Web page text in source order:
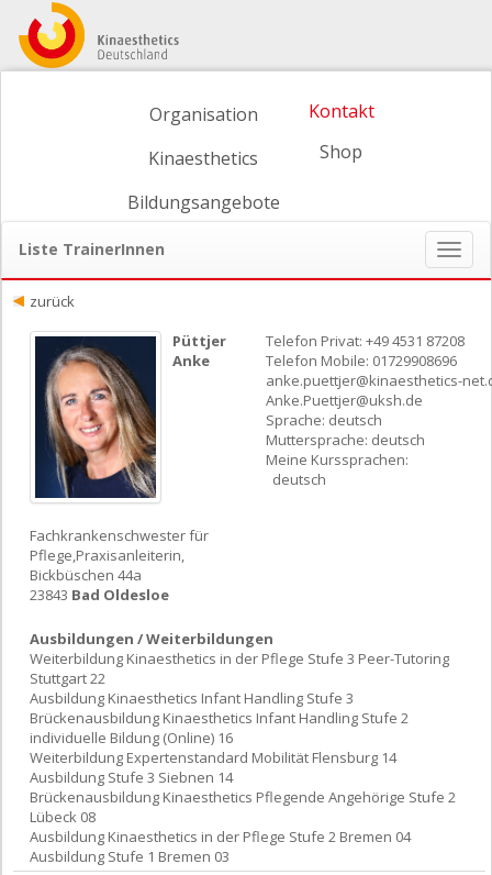
Organisation
Kinaesthetics
Bildungsangebote
Kontakt
Shop
Liste TrainerInnen
ein-/
zurück
Püttjer
Anke
Fachkrankenschwester für
Pflege,Praxisanleiterin,
Bickbüschen 44a
23843 Bad Oldesloe
Telefon Privat: +49 4531 87208
Telefon Mobile: 01729908696
anke.puettjer@kinaesthetics-
Anke.Puettjer@uksh.de
Sprache: deutsch
Muttersprache: deutsch
Meine Kurssprachen:
deutsch
Ausbildungen / Weiterbildungen
Weiterbildung Kinaesthetics in der Pflege Stufe 3 Peer-Tutoring
Stuttgart 22
Ausbildung Kinaesthetics Infant Handling Stufe 3
Brückenausbildung Kinaesthetics Infant Handling Stufe 2
individuelle Bildung (Online) 16
Weiterbildung Expertenstandard Mobilität Flensburg 14
Ausbildung Stufe 3 Siebnen 14
Brückenausbildung Kinaesthetics Pflegende Angehörige Stufe 2
Lübeck 08
Ausbildung Kinaesthetics in der Pflege Stufe 2 Bremen 04
Ausbildung Stufe 1 Bremen 03